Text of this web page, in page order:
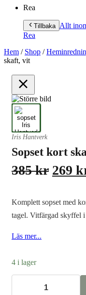
Rea
Tillbaka Allt
Rea
Hem / Shop /
skaft, vit
Iris Hantverk
Sopset kort
385kr Det
priset
var:
269
Komplett sopset med
tagel. Vitfärgad skyffel i
Läs mer...
4 i lager